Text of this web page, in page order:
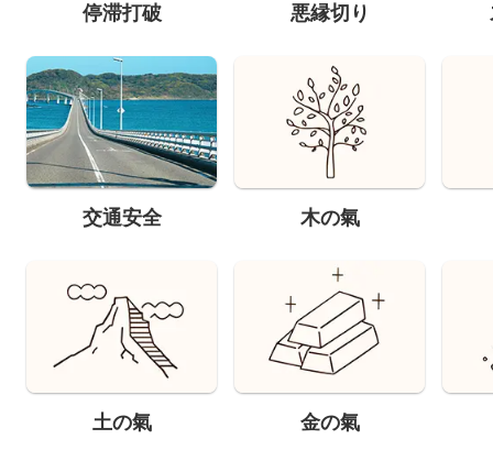
停滞打破 悪縁切り
交通安全 木の氣
土の氣 金の氣